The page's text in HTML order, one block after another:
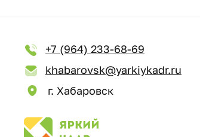
+7 (964) 233-68-69
khabarovsk@yarkiykadr.ru
г. Хабаровск